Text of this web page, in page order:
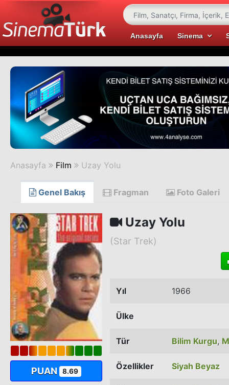
Anasayfa Sinema
Anasayfa Film Uzay Yolu
Genel Bakış Fragman Foto Galeri
PUAN 8.69
Uzay Yolu
(Star Trek)
Yıl 1966
Ülke
Tür Bilim Kurgu,
Özellikler Siyah Beyaz